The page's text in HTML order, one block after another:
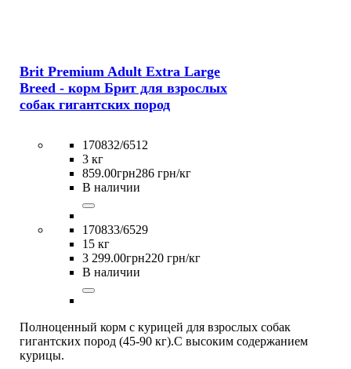
Brit Premium Adult Extra Large
Breed - корм Брит для взрослых
собак гигантских пород
170832/6512
3 кг
859.00грн286 грн/кг
В наличии
170833/6529
15 кг
3 299.00грн220 грн/кг
В наличии
Полноценный корм с курицей для взрослых собак
гигантских пород (45-90 кг).С высоким содержанием
курицы.